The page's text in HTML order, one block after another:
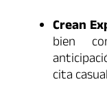
Crean
bien
cita